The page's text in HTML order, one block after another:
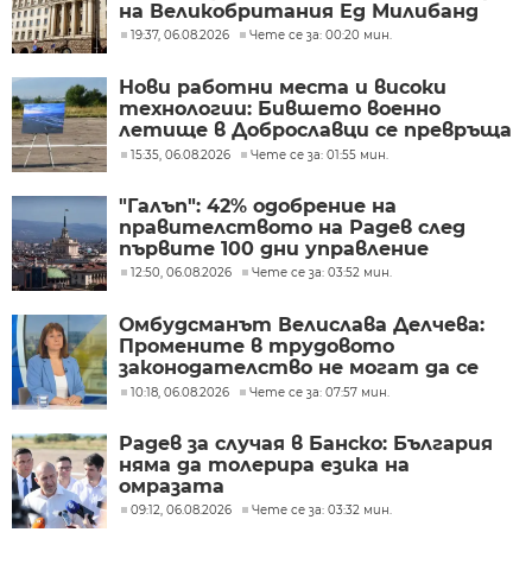
на Великобритания Ед Милибанд
19:37, 06.08.2026 Чете се за: 00:20 мин.
Нови работни места и високи
технологии: Бившето военно
летище в Доброславци се превръща
в голям космически център
15:35, 06.08.2026 Чете се за: 01:55 мин.
"Галъп": 42% одобрение на
правителството на Радев след
първите 100 дни управление
12:50, 06.08.2026 Чете се за: 03:52 мин.
Омбудсманът Велислава Делчева:
Промените в трудовото
законодателство не могат да се
правят през бюджета
10:18, 06.08.2026 Чете се за: 07:57 мин.
Радев за случая в Банско: България
няма да толерира езика на
омразата
09:12, 06.08.2026 Чете се за: 03:32 мин.